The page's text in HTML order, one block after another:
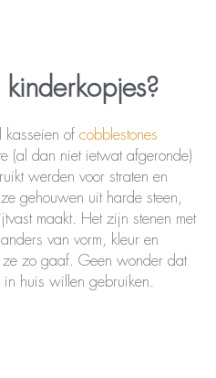
kasseien of cobblestones
(al dan niet ietwat afgeronde)
werden voor straten en
gehouwen uit harde steen,
maakt. Het zijn stenen met
van vorm, kleur en
ze zo gaaf. Geen wonder dat
in huis willen gebruiken.